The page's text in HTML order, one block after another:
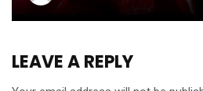
LEAVE A REPLY